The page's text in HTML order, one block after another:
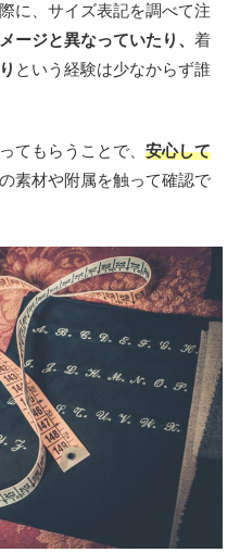
に、サイズ表記を調べて注
ージと異なっていたり、 着
という経験は少なからず誰
てもらうことで、 安心して
素材や附属を触って確認で